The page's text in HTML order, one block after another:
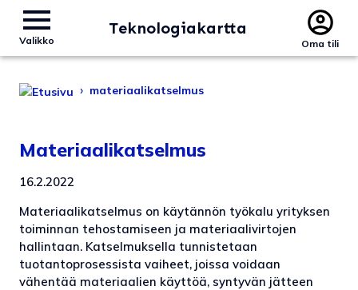
Valikko
Teknologiakartta
Oma tili
› materiaalikatselmus
Materiaalikatselmus
16.2.2022
Materiaalikatselmus on käytännön työkalu yrityksen
toiminnan tehostamiseen ja materiaalivirtojen
hallintaan. Katselmuksella tunnistetaan
tuotantoprosessista vaiheet, joissa voidaan
vähentää materiaalien käyttöä, syntyvän jätteen